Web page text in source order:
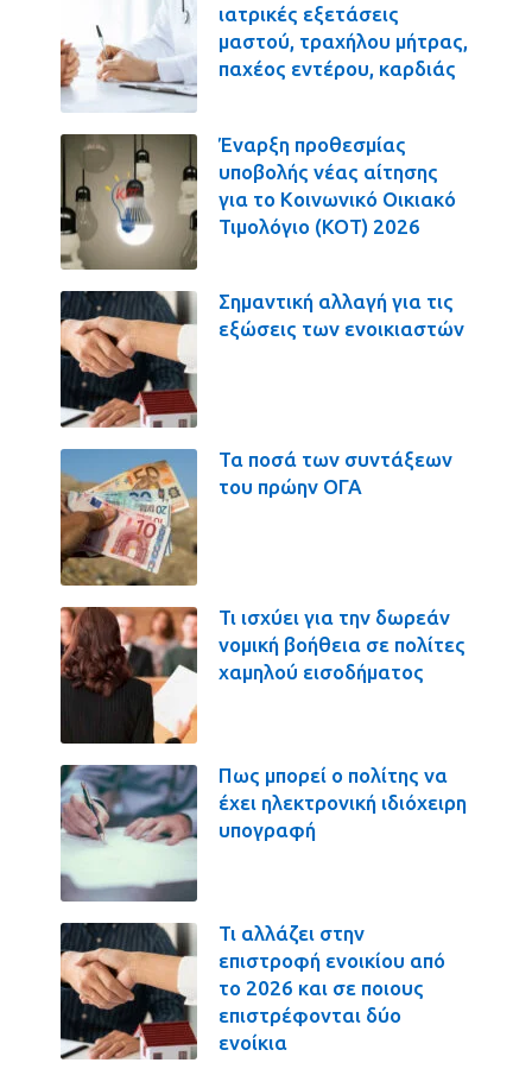
ιατρικές εξετάσεις
μαστού, τραχήλου μήτρας,
παχέος εντέρου, καρδιάς
Έναρξη προθεσμίας
υποβολής νέας αίτησης
για το Κοινωνικό Οικιακό
Τιμολόγιο (ΚΟΤ) 2026
Σημαντική αλλαγή για τις
εξώσεις των ενοικιαστών
Τα ποσά των συντάξεων
του πρώην ΟΓΑ
Τι ισχύει για την δωρεάν
νομική βοήθεια σε πολίτες
χαμηλού εισοδήματος
Πως μπορεί ο πολίτης να
έχει ηλεκτρονική ιδιόχειρη
υπογραφή
Τι αλλάζει στην
επιστροφή ενοικίου από
το 2026 και σε ποιους
επιστρέφονται δύο
ενοίκια